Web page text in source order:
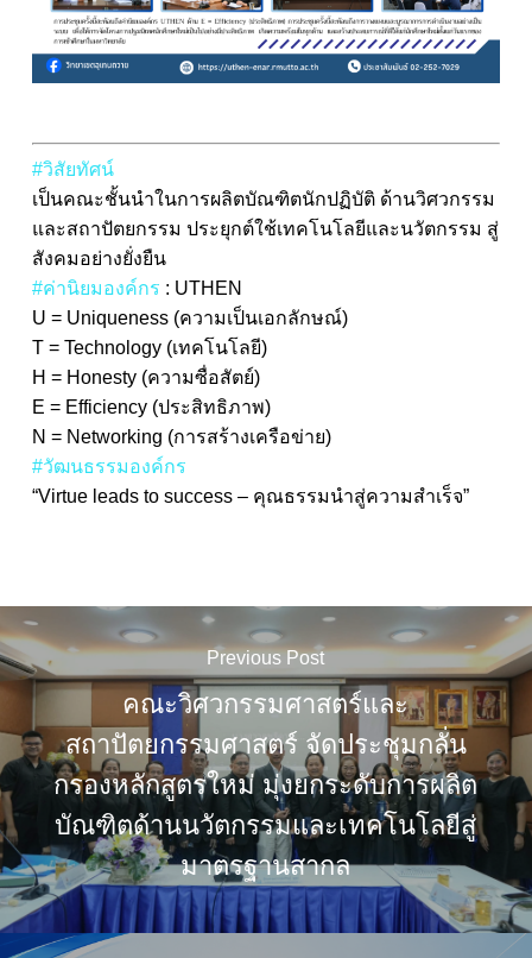
#วิสัยทัศน์
เป็นคณะชั้นนำในการผลิตบัณฑิตนักปฏิบัติ ด้านวิศวกรรม
และสถาปัตยกรรม ประยุกต์ใช้เทคโนโลยีและนวัตกรรม สู่
สังคมอย่างยั่งยืน
#ค่านิยมองค์กร : UTHEN
U = Uniqueness (ความเป็นเอกลักษณ์)
T = Technology (เทคโนโลยี)
H = Honesty (ความซื่อสัตย์)
E = Efficiency (ประสิทธิภาพ)
N = Networking (การสร้างเครือข่าย)
#วัฒนธรรมองค์กร
“Virtue leads to success – คุณธรรมนำสู่ความสำเร็จ”
Previous Post
คณะวิศวกรรมศาสตร์และ
สถาปัตยกรรมศาสตร์ จัดประชุมกลั่น
กรองหลักสูตรใหม่ มุ่งยกระดับการผลิต
บัณฑิตด้านนวัตกรรมและเทคโนโลยีสู่
มาตรฐานสากล